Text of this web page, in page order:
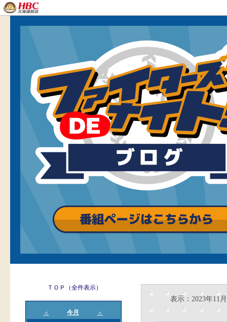
ＴＯＰ（全件表示）
＜ 今月 ＞
表示：2023年11月